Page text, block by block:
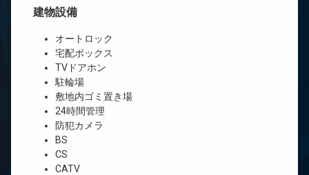
建物設備
オートロック
宅配ボックス
TVドアホン
駐輪場
敷地内ゴミ置き場
24時間管理
防犯カメラ
BS
CS
CATV